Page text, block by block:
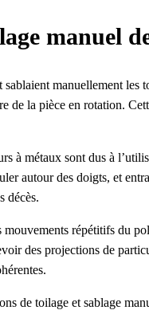
manuel
sablaient manuellement
de la pièce en rotation.
à métaux sont dus à
autour des doigts, et
décès.
répétitifs du
des projections de
de toilage et sablage